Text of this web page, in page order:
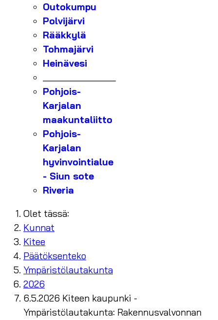
Outokumpu
Polvijärvi
Rääkkylä
Tohmajärvi
Heinävesi
Pohjois-
Karjalan
maakuntaliitto
Pohjois-
Karjalan
hyvinvointialue
- Siun sote
Riveria
Olet tässä:
Kunnat
Kitee
Päätöksenteko
Ympäristölautakunta
2026
6.5.2026 Kiteen kaupunki -
Ympäristölautakunta: Rakennusvalvonnan